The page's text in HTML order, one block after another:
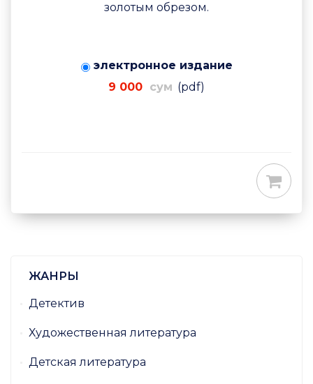
золотым обрезом.
электронное издание
9 000 сум (pdf)
ЖАНРЫ
Детектив
Художественная литература
Детская литература